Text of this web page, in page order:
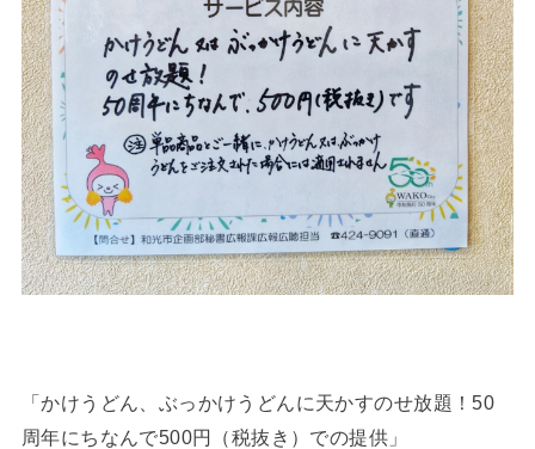
「かけうどん、ぶっかけうどんに天かすのせ放題！50
周年にちなんで500円（税抜き）での提供」